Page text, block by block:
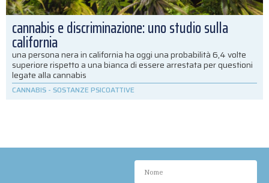
cannabis e discriminazione: uno studio sulla
california
una persona nera in california ha oggi una probabilità 6,4 volte
superiore rispetto a una bianca di essere arrestata per questioni
legate alla cannabis
CANNABIS - SOSTANZE PSICOATTIVE